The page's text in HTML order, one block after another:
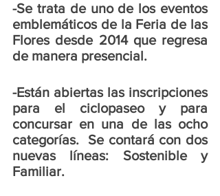
-Se trata de uno de los eventos
emblemáticos de la Feria de las
Flores desde 2014 que regresa
de manera presencial.
-Están abiertas las inscripciones
para el ciclopaseo y para
concursar en una de las ocho
categorías.  Se contará con dos
nuevas líneas: Sostenible y
Familiar.